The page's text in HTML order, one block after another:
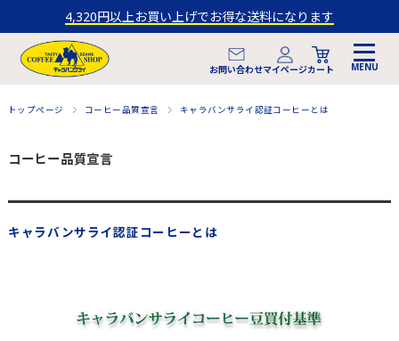
4,320円以上お買い上げでお得な送料になります
お問い合わせマイページカート
トップページ コーヒー品質宣言 キャラバンサライ認証コーヒーとは
コーヒー品質宣言
キャラバンサライ認証コーヒーとは